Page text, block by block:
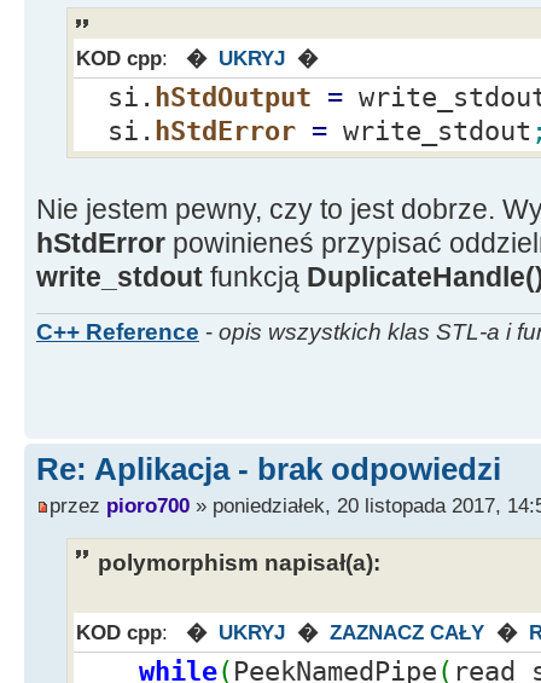
ReadFile(
mess=
pos=mess.
while(pos>
>Add(mess.SubString(1, pos-1)
pos);
pos
{
}
}
}
CloseHandle(pi.hThread);
KOD cpp: � UKRYJ �
si. hStdOutput =
si. hStdError = write_stdout
Nie jestem pewny, czy to jest dobrze.
hStdError powinieneś przypisać
write_stdout funkcją
C++ Reference - opis wszystkich klas STL-a i
Re: Aplikacja - brak odpowiedzi
przez pioro700 » poniedziałek, 20 listopada 2017,
polymorphism napisał(a):
KOD cpp: � UKRYJ � ZAZNACZ CAŁY �
while( PeekNamedPipe (